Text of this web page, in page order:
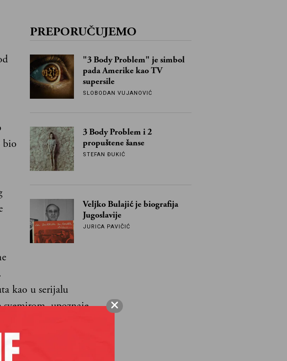
PREPORUČUJEMO
"3 Body Problem" je simbol
pada Amerike kao TV
supersile
SLOBODAN VUJANOVIĆ
3 Body Problem i 2
propuštene šanse
STEFAN ĐUKIĆ
Veljko Bulajić je biografija
Jugoslavije
JURICA PAVIČIĆ
bio
kao u serijalu
upoznaje